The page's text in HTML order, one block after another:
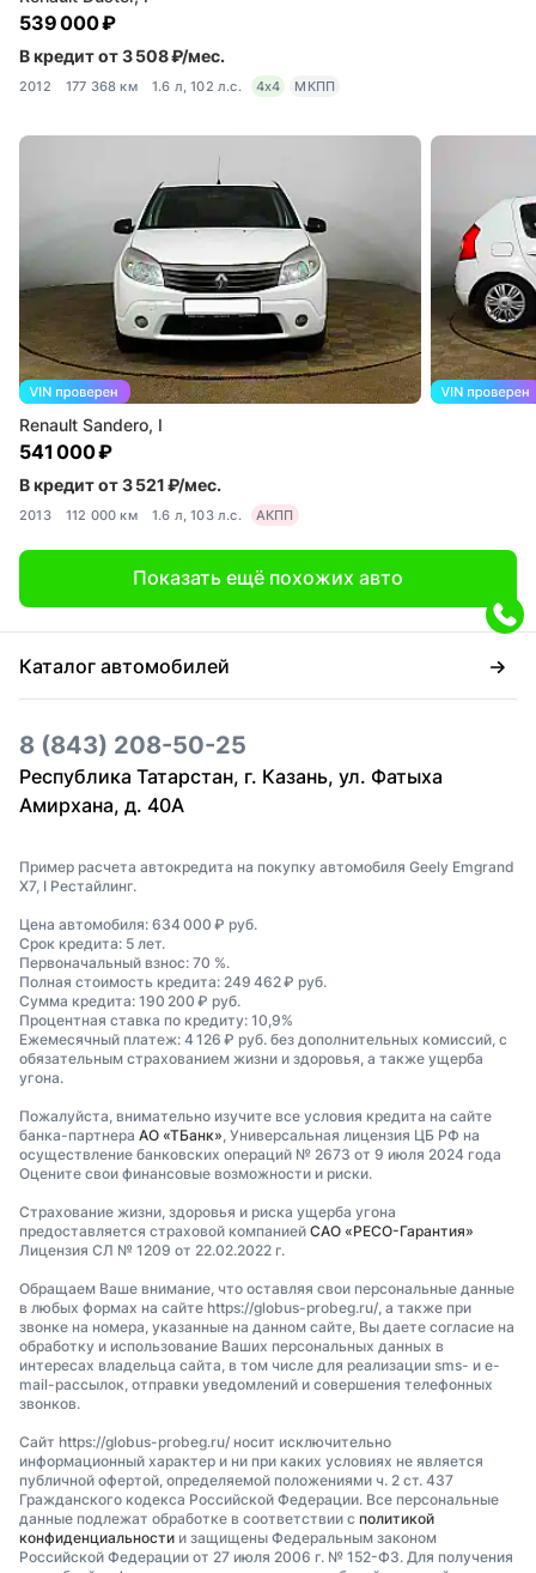
539 000 ₽
В кредит от 3 508 ₽/мес.
2012 177 368 км 1.6 л, 102 л.с. 4x4 МКПП
Renault Sandero, I
541 000 ₽
В кредит от 3 521 ₽/мес.
2013 112 000 км 1.6 л, 103 л.с. АКПП
Показать ещё похожих авто
Каталог автомобилей
8 (843) 208-50-25
Республика Татарстан, г. Казань, ул. Фатыха
Амирхана, д. 40А
Пример расчета автокредита на покупку автомобиля Geely Emgrand
X7, I Рестайлинг.
Цена автомобиля: 634 000 ₽ руб.
Срок кредита: 5 лет.
Первоначальный взнос: 70 %.
Полная стоимость кредита: 249 462 ₽ руб.
Сумма кредита: 190 200 ₽ руб.
Процентная ставка по кредиту: 10,9%
Ежемесячный платеж: 4 126 ₽ руб. без дополнительных комиссий, с
обязательным страхованием жизни и здоровья, а также ущерба
угона.
Пожалуйста, внимательно изучите все условия кредита на сайте
банка-партнера АО «ТБанк», Универсальная лицензия ЦБ РФ на
осуществление банковских операций № 2673 от 9 июля 2024 года
Оцените свои финансовые возможности и риски.
Страхование жизни, здоровья и риска ущерба угона
предоставляется страховой компанией САО «РЕСО-Гарантия»
Лицензия СЛ № 1209 от 22.02.2022 г.
Обращаем Ваше внимание, что оставляя свои персональные данные
в любых формах на сайте https://globus-probeg.ru/, а также при
звонке на номера, указанные на данном сайте, Вы даете согласие на
обработку и использование Ваших персональных данных в
интересах владельца сайта, в том числе для реализации sms- и e-
mail-рассылок, отправки уведомлений и совершения телефонных
звонков.
Сайт https://globus-probeg.ru/ носит исключительно
информационный характер и ни при каких условиях не является
публичной офертой, определяемой положениями ч. 2 ст. 437
Гражданского кодекса Российской Федерации. Все персональные
данные подлежат обработке в соответствии с политикой
конфиденциальности и защищены Федеральным законом
Российской Федерации от 27 июля 2006 г. № 152-ФЗ. Для получения